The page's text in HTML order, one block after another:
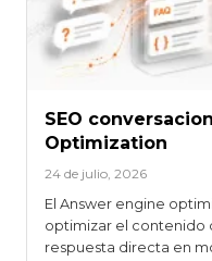
SEO
Optimization
24 de julio, 2026
El Answer engine
optimizar el contenido
respuesta directa en